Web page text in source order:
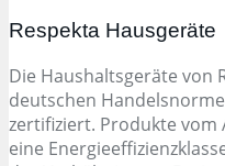
Respekta Hausgeräte
Die Haushaltsgeräte von
deutschen
zertifiziert. Produkte
eine